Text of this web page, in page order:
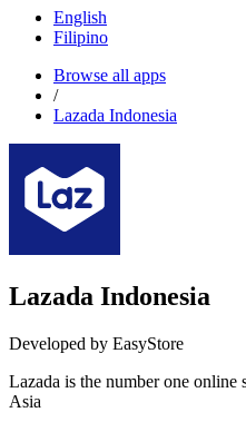
English
Filipino
Browse all apps
/
Lazada Indonesia
Lazada Indonesia
Developed by EasyStore
Lazada is the number one online
Asia